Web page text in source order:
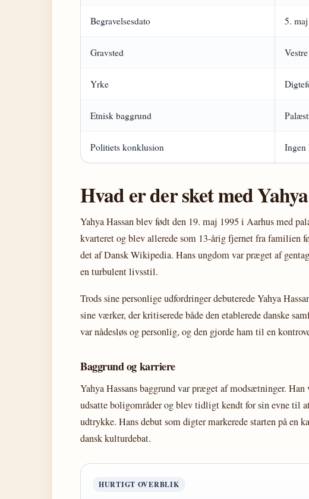
Begravelsesdato 5.
Gravsted
Yrke
Etnisk baggrund
Politiets konklusion Ingen
Hvad er der sket med
Yahya Hassan blev født den 19. maj 1995 i Aarhus med
kvarteret og blev allerede som 13-årig fjernet fra familien
det af Dansk Wikipedia. Hans ungdom var præget af
en turbulent livsstil.
Trods sine personlige udfordringer debuterede Yahya
sine værker, der kritiserede både den etablerede danske
var nådesløs og personlig, og den gjorde ham til en
Baggrund og karriere
Yahya Hassans baggrund var præget af modsætninger.
udsatte boligområder og blev tidligt kendt for sin evne til
udtrykke. Hans debut som digter markerede starten på
dansk kulturdebat.
HURTIGT OVERBLIK